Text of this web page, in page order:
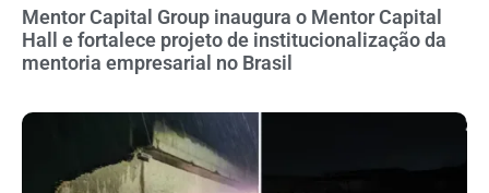
Mentor Capital Group inaugura o Mentor Capital
Hall e fortalece projeto de institucionalização da
mentoria empresarial no Brasil